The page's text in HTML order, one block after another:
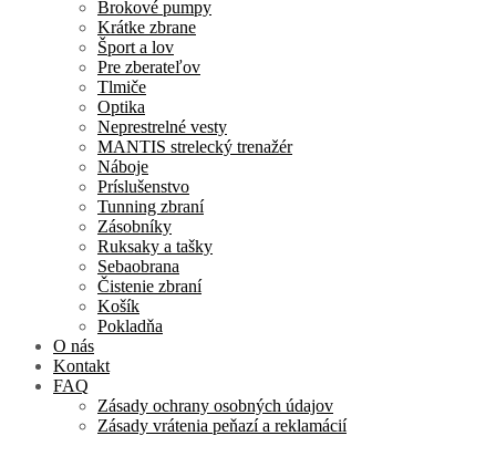
Brokové pumpy
Krátke zbrane
Šport a lov
Pre zberateľov
Tlmiče
Optika
Neprestrelné vesty
MANTIS strelecký trenažér
Náboje
Príslušenstvo
Tunning zbraní
Zásobníky
Ruksaky a tašky
Sebaobrana
Čistenie zbraní
Košík
Pokladňa
O nás
Kontakt
FAQ
Zásady ochrany osobných údajov
Zásady vrátenia peňazí a reklamácií